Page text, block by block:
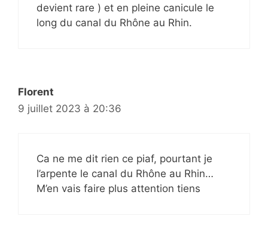
devient rare ) et en pleine canicule le
long du canal du Rhône au Rhin.
Florent
9 juillet 2023 à 20:36
Ca ne me dit rien ce piaf, pourtant je
l’arpente le canal du Rhône au Rhin…
M’en vais faire plus attention tiens